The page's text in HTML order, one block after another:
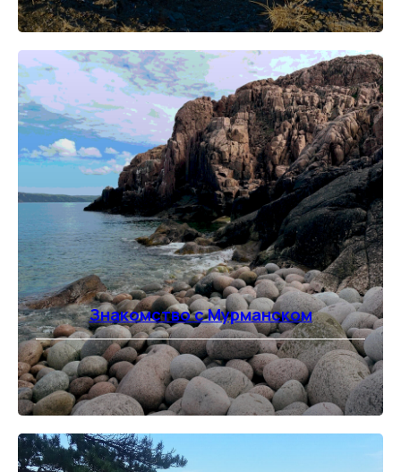
Знакомство с Мурманском
⠀